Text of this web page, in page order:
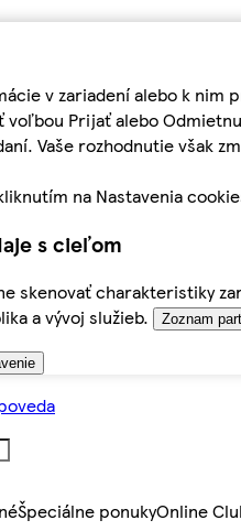
v zariadení alebo k
voľbou Prijať alebo
Vaše rozhodnutie však
na Nastavenia
s cieľom
skenovať charakteristiky
a vývoj služieb.
Zoznam
Špeciálne ponukyOnline